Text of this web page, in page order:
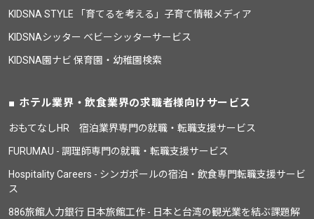
KIDSNA STYLE 「育てるを考える」子育て情報メディア
KIDSNAシッター ベビーシッターサービス
KIDSNA園ナビ 保育園・幼稚園検索
ホテル業界・飲食業界の求職者様向けサービス
おもてなしHR 宿泊業界専門の就職・転職支援サービス
FURUMAU - 調理師専門の就職・転職支援サービス
Hospitality Careers - シンガポールの宿泊・飲食専門転職支援サービ
ス
886旅館人力銀行 日本旅館工作 - 日本と台湾の観光業を結ぶ課題解